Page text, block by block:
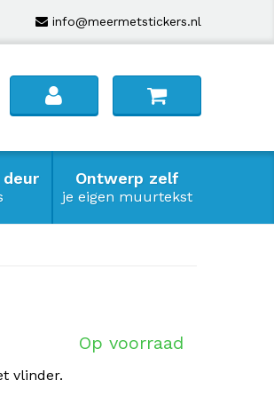
info@meermetstickers.nl
Ontwerp zelf
je eigen muurtekst
Op voorraad
vlinder.